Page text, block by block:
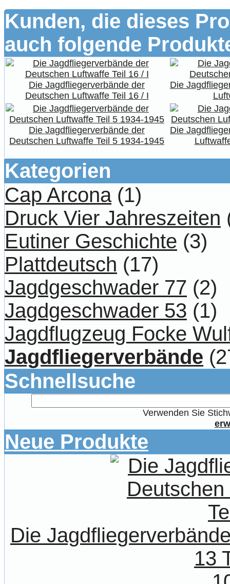
Kunden, die dieses
auch folgende
Die Jagdfliegerverbände der
Deutschen Luftwaffe Teil 16 / I
Die
Die Jagdfliegerverbände der
Deutschen Luftwaffe Teil 5 1934-1945
Die
Kategorien
Cap Arcona(1)
Druck Vier Jahreszeiten
Eutiner Geschichte (3)
Plattdeutsch (17)
Jagdgeschwader 77 (2)
Jagdgeschwader 53 (1)
Jagdflugzeug Focke
Jagdfliegerverbände
Schnellsuche
Verwenden Sie
Neue Produkte
Die
13